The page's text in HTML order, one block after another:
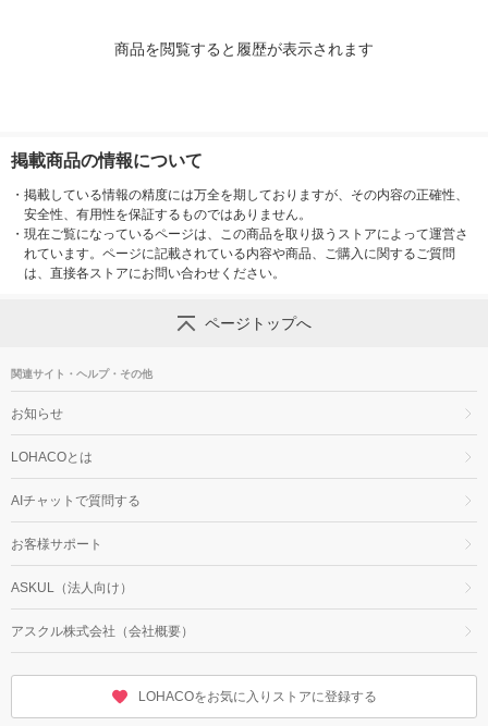
商品を閲覧すると履歴が表示されます
掲載商品の情報について
・ 掲載している情報の精度には万全を期しておりますが、その内容の正確性、
安全性、有用性を保証するものではありません。
・ 現在ご覧になっているページは、この商品を取り扱うストアによって運営さ
れています。ページに記載されている内容や商品、ご購入に関するご質問
は、直接各ストアにお問い合わせください。
ページトップへ
関連サイト・ヘルプ・その他
お知らせ
LOHACOとは
AIチャットで質問する
お客様サポート
ASKUL（法人向け）
アスクル株式会社（会社概要）
LOHACOをお気に入りストアに登録する